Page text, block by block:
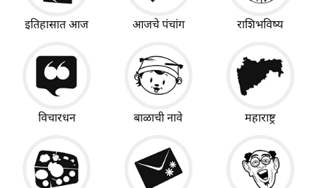
इतिहासात आज आजचे पंचांग राशिभविष्य
विचारधन बाळाची नावे महाराष्ट्र